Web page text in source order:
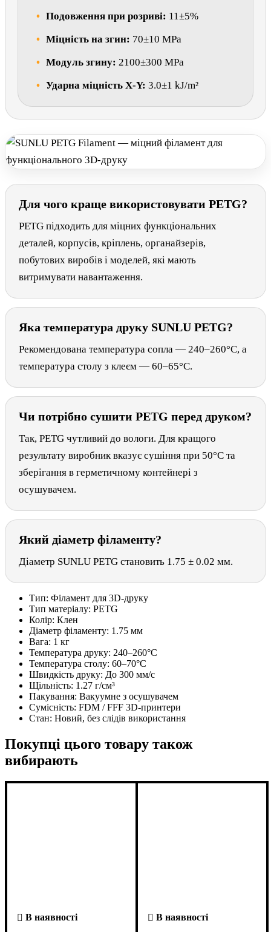
Подовження при розриві: 11±5%
Міцність на згин: 70±10 MPa
Модуль згину: 2100±300 MPa
Ударна міцність X-Y: 3.0±1 kJ/m²
Для чого краще використовувати PETG?
PETG підходить для міцних функціональних
деталей, корпусів, кріплень, органайзерів,
побутових виробів і моделей, які мають
витримувати навантаження.
Яка температура друку SUNLU PETG?
Рекомендована температура сопла — 240–260°C, а
температура столу з клеєм — 60–65°C.
Чи потрібно сушити PETG перед друком?
Так, PETG чутливий до вологи. Для кращого
результату виробник вказує сушіння при 50°C та
зберігання в герметичному контейнері з
осушувачем.
Який діаметр філаменту?
Діаметр SUNLU PETG становить 1.75 ± 0.02 мм.
Тип: Філамент для 3D-друку
Тип матеріалу: PETG
Колір: Клен
Діаметр філаменту: 1.75 мм
Вага: 1 кг
Температура друку: 240–260°C
Температура столу: 60–70°C
Швидкість друку: До 300 мм/с
Щільність: 1.27 г/см³
Пакування: Вакуумне з осушувачем
Сумісність: FDM / FFF 3D-принтери
Стан: Новий, без слідів використання
Покупці цього товару також
вибирають